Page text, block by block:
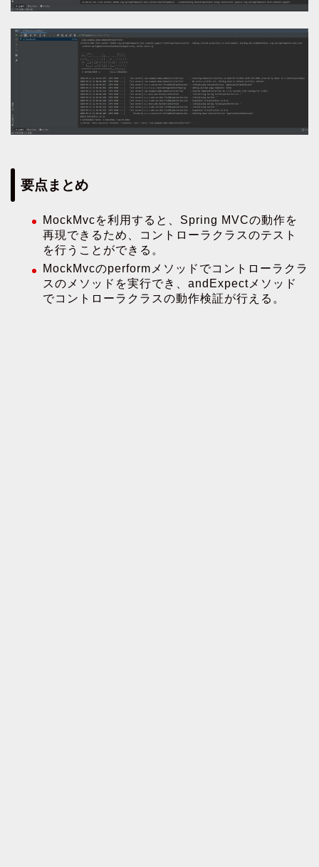
要点まとめ
MockMvcを利用すると、Spring MVCの動作を
再現できるため、コントローラクラスのテスト
を行うことができる。
MockMvcのperformメソッドでコントローラクラ
スのメソッドを実行でき、andExpectメソッド
でコントローラクラスの動作検証が行える。